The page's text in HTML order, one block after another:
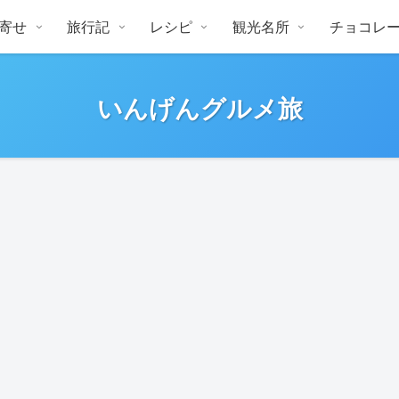
いんげんグルメ旅
せ 旅行記 レシピ 観光名所 チョコレ